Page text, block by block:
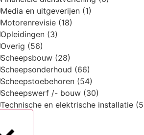
Media en uitgeverijen (1)
Motorenrevisie (18)
Opleidingen (3)
Overig (56)
Scheepsbouw (28)
Scheepsonderhoud (66)
Scheepstoebehoren (54)
Scheepswerf /- bouw (30)
Technische en elektrische installatie